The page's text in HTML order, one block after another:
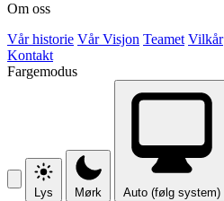
Om oss
Vår historie Vår Visjon Teamet Vilkår
Kontakt
Fargemodus
Lys Mørk Auto (følg system)